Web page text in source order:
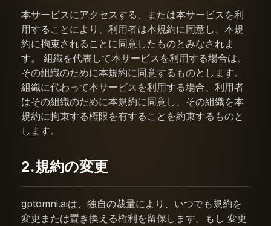
本サービスにアクセスする、または本サービスを利
用することにより、利用者は本規約に同意し、本規
約に拘束されることに同意したものとみなされま
す。 組織を代表して本サービスを利用する場合は、
その組織のために本規約に同意するものとします。
組織に代わって本サービスを利用する場合、利用者
はその組織のために本規約に同意し、その組織を本
規約に拘束する権限を有することを約束するものと
します。
2.規約の変更
gptomni.aiは、独自の裁量により、いつでも規約を
変更または置き換える権利を留保します。もし 変更